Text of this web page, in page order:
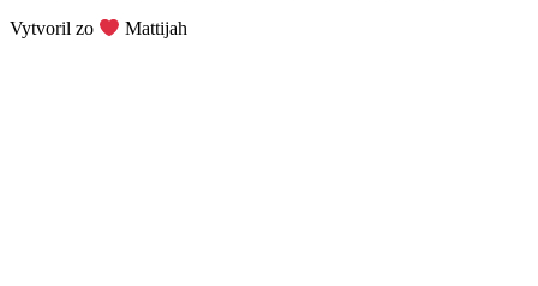
Vytvoril zo Mattijah